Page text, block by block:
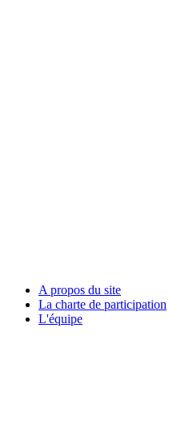
A propos du site
La charte de participation
L'équipe